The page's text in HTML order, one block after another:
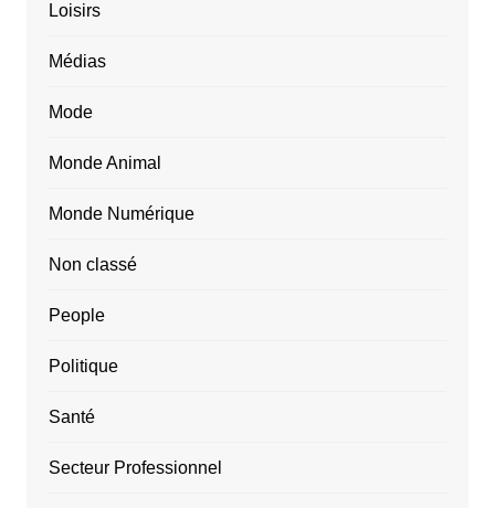
Loisirs
Médias
Mode
Monde Animal
Monde Numérique
Non classé
People
Politique
Santé
Secteur Professionnel